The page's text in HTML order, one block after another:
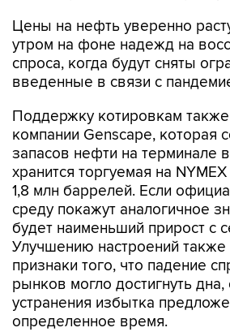
Цены на нефть уверенно
утром на фоне надежд на
спроса, когда будут сняты
введенные в связи с
Поддержку котировкам
компании Genscape, которая
запасов нефти на терминале
хранится торгуемая на
1,8 млн баррелей. Если
среду покажут аналогичное
будет наименьший прирост с
Улучшению настроений также
признаки того, что падение
рынков могло достигнуть
устранения избытка
определенное время.